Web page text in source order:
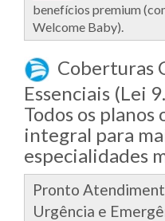
benefícios premium
Welcome Baby).
Coberturas
Essenciais (Lei
Todos os
integral para
especialidades
Pronto
Urgência e